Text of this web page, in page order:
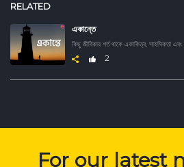
RELATED
একান্তে
2
For our latest